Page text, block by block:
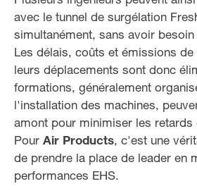
avec le tunnel de surgélation
simultanément, sans avoir
Les délais, coûts et émissions de
leurs déplacements sont donc
formations, généralement
l'installation des machines,
amont pour minimiser les retards
Pour Air Products, c'est une
de prendre la place de leader en
performances EHS.